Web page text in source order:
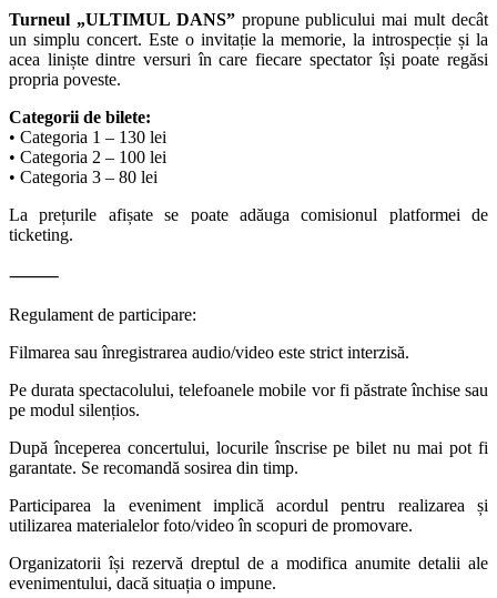
Turneul „ULTIMUL DANS”propune publicului mai mult decât
un simplu concert. Este o invitație la memorie, la introspecție și la
acea liniște dintre versuri în care fiecare spectator își poate regăsi
propria poveste.
Categorii de bilete:
• Categoria 1 – 130 lei
• Categoria 2 – 100 lei
• Categoria 3 – 80 lei
La prețurile afișate se poate adăuga comisionul platformei de
ticketing.
⸻
Regulament de participare:
Filmarea sau înregistrarea audio/video este strict interzisă.
Pe durata spectacolului, telefoanele mobile vor fi păstrate închise sau
pe modul silențios.
După începerea concertului, locurile înscrise pe bilet nu mai pot fi
garantate. Se recomandă sosirea din timp.
Participarea la eveniment implică acordul pentru realizarea și
utilizarea materialelor foto/video în scopuri de promovare.
Organizatorii își rezervă dreptul de a modifica anumite detalii ale
evenimentului, dacă situația o impune.